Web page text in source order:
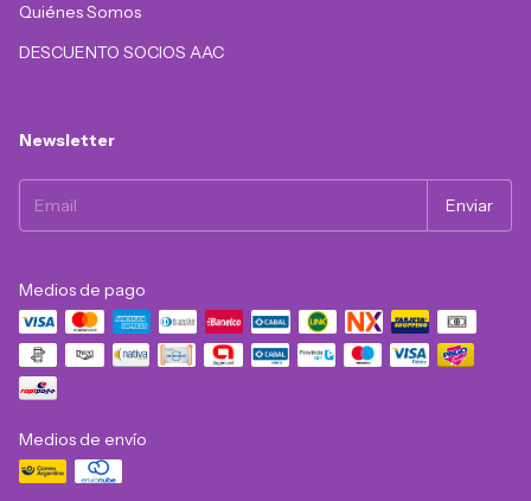
Quiénes Somos
DESCUENTO SOCIOS AAC
Newsletter
Medios de pago
Medios de envío